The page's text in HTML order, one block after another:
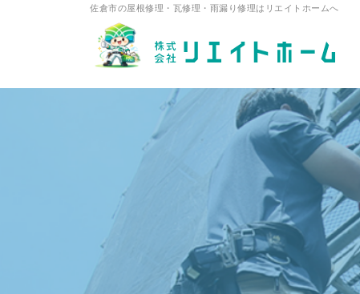
佐倉市の屋根修理・瓦修理・雨漏り修理はリエイトホームへ